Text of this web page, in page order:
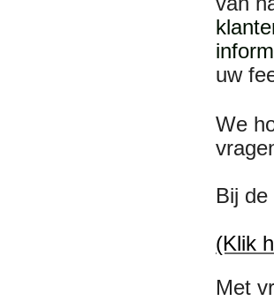
uw
We
Bij
(Klik
Met